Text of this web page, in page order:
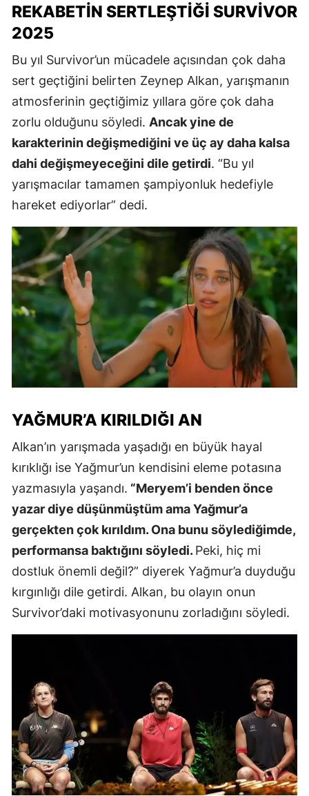
REKABETIN SERTLEŞTIĞI SURVIVOR
2025
Bu yıl Survivor’un mücadele açısından çok daha
sert geçtiğini belirten Zeynep Alkan, yarışmanın
atmosferinin geçtiğimiz yıllara göre çok daha
zorlu olduğunu söyledi. Ancak yine de
karakterinin değişmediğini ve üç ay daha kalsa
dahi değişmeyeceğini dile getirdi. “Bu yıl
yarışmacılar tamamen şampiyonluk hedefiyle
hareket ediyorlar” dedi.
YAĞMUR’A KIRILDIĞI AN
Alkan’ın yarışmada yaşadığı en büyük hayal
kırıklığı ise Yağmur’un kendisini eleme potasına
yazmasıyla yaşandı. “Meryem’i benden önce
yazar diye düşünmüştüm ama Yağmur’a
gerçekten çok kırıldım. Ona bunu söylediğimde,
performansa baktığını söyledi.Peki, hiç mi
dostluk önemli değil?” diyerek Yağmur’a duyduğu
kırgınlığı dile getirdi. Alkan, bu olayın onun
Survivor’daki motivasyonunu zorladığını söyledi.